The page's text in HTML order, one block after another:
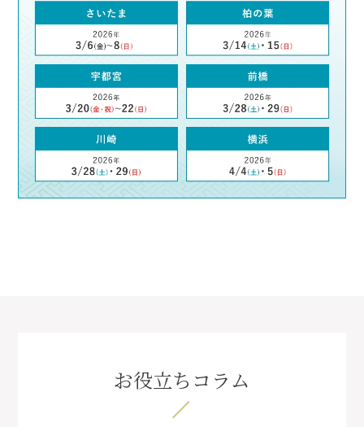
お役立ちコラム